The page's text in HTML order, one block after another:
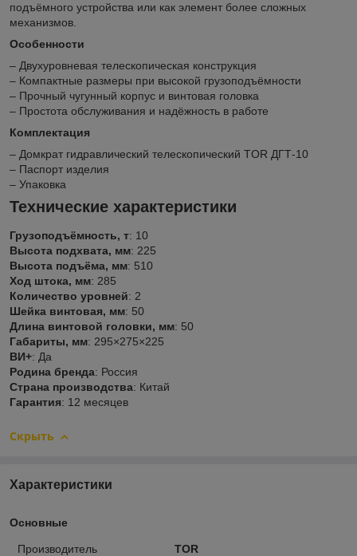
подъёмного устройства или как элемент более сложных
механизмов.
Особенности
– Двухуровневая телескопическая конструкция
– Компактные размеры при высокой грузоподъёмности
– Прочный чугунный корпус и винтовая головка
– Простота обслуживания и надёжность в работе
Комплектация
– Домкрат гидравлический телескопический TOR ДГТ-10
– Паспорт изделия
– Упаковка
Технические характеристики
Грузоподъёмность, т: 10
Высота подхвата, мм: 225
Высота подъёма, мм: 510
Ход штока, мм: 285
Количество уровней: 2
Шейка винтовая, мм: 50
Длина винтовой головки, мм: 50
Габариты, мм: 295×275×225
ВИ+: Да
Родина бренда: Россия
Страна производства: Китай
Гарантия: 12 месяцев
Скрыть
Характеристики
Основные
Производитель
TOR